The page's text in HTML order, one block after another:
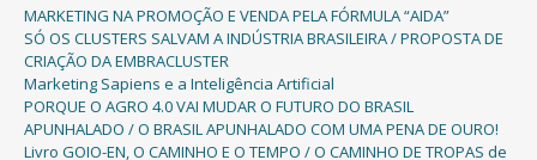
MARKETING NA PROMOÇÃO E VENDA PELA FÓRMULA “AIDA”
SÓ OS CLUSTERS SALVAM A INDÚSTRIA BRASILEIRA / PROPOSTA DE
CRIAÇÃO DA EMBRACLUSTER
Marketing Sapiens e a Inteligência Artificial
PORQUE O AGRO 4.0 VAI MUDAR O FUTURO DO BRASIL
APUNHALADO / O BRASIL APUNHALADO COM UMA PENA DE OURO!
Livro GOIO-EN, O CAMINHO E O TEMPO / O CAMINHO DE TROPAS de